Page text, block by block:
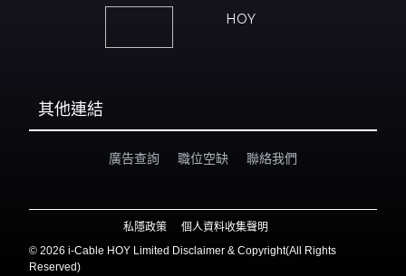
HOY
其他連結
廣告查詢 職位空缺 聯絡我們
私隱政策
個人資料收集聲明
© 2026 i-Cable HOY Limited Disclaimer & Copyright(All Rights
Reserved)